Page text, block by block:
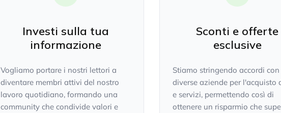
Investi sulla tua
informazione
Vogliamo portare i nostri lettori a
diventare membri attivi del nostro
lavoro quotidiano, formando una
community che condivide valori e
Sconti e offerte
esclusive
Stiamo stringendo accordi con
diverse aziende per l'acquisto
e servizi, permettendo così di
ottenere un risparmio che